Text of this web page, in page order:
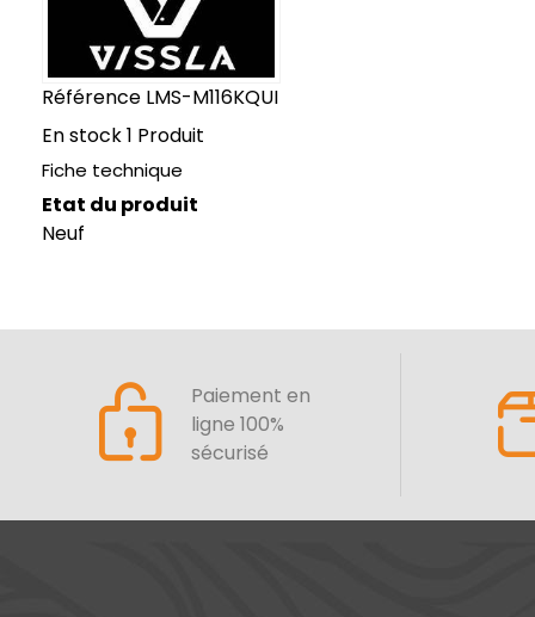
Référence LMS-M116KQUI
En stock1 Produit
Fiche technique
Etat du produit
Neuf
Paiement en
ligne 100%
sécurisé